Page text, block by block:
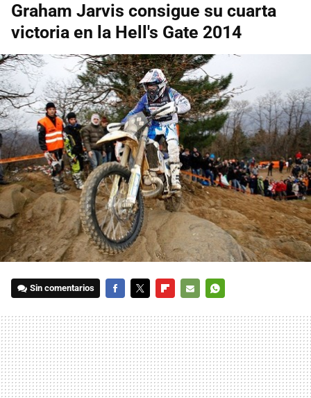
Graham Jarvis consigue su cuarta
victoria en la Hell's Gate 2014
Sin comentarios
MAIL